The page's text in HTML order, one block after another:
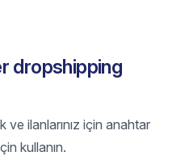
dropshipping
ve ilanlarınız için anahtar
kullanın.